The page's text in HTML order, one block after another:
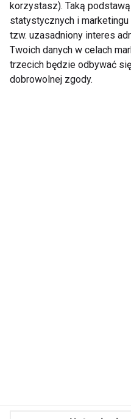
Zapisz się do
Wyrażam zgodę na
korzystasz). Taką
statystycznych i
tzw. uzasadniony interes
Twoich danych w celach
trzecich będzie odbywać
dobrowolnej zgody.